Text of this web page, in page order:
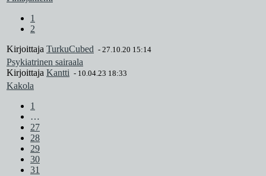
1
2
Kirjoittaja TurkuCubed - 27.10.20 15:14
Psykiatrinen sairaala
Kirjoittaja Kantti - 10.04.23 18:33
Kakola
1
…
27
28
29
30
31